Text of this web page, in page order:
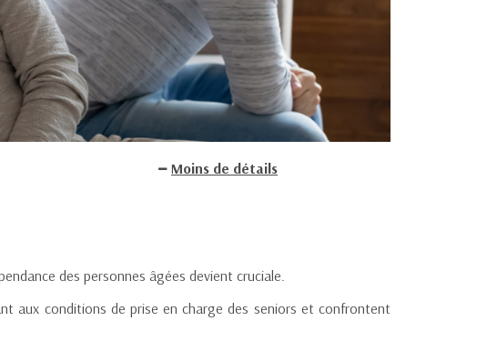
Moins de détails
des personnes âgées devient cruciale.
aux conditions de prise en charge des seniors et confrontent